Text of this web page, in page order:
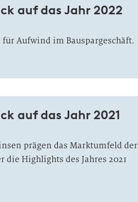
auf das Jahr 2022
Aufwind im Bauspargeschäft.
auf das Jahr 2021
prägen das Marktumfeld der
die Highlights des Jahres 2021